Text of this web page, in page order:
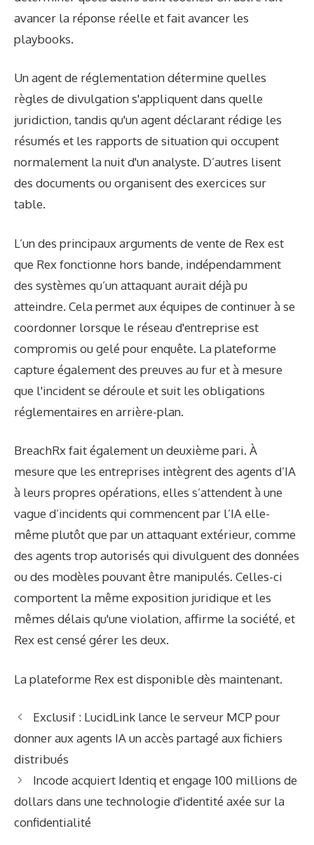
avancer la réponse réelle et fait avancer les
playbooks.
Un agent de réglementation détermine quelles
règles de divulgation s'appliquent dans quelle
juridiction, tandis qu'un agent déclarant rédige les
résumés et les rapports de situation qui occupent
normalement la nuit d'un analyste. D’autres lisent
des documents ou organisent des exercices sur
table.
L’un des principaux arguments de vente de Rex est
que Rex fonctionne hors bande, indépendamment
des systèmes qu’un attaquant aurait déjà pu
atteindre. Cela permet aux équipes de continuer à se
coordonner lorsque le réseau d'entreprise est
compromis ou gelé pour enquête. La plateforme
capture également des preuves au fur et à mesure
que l'incident se déroule et suit les obligations
réglementaires en arrière-plan.
BreachRx fait également un deuxième pari. À
mesure que les entreprises intègrent des agents d’IA
à leurs propres opérations, elles s’attendent à une
vague d’incidents qui commencent par l’IA elle-
même plutôt que par un attaquant extérieur, comme
des agents trop autorisés qui divulguent des données
ou des modèles pouvant être manipulés. Celles-ci
comportent la même exposition juridique et les
mêmes délais qu'une violation, affirme la société, et
Rex est censé gérer les deux.
La plateforme Rex est disponible dès maintenant.
Exclusif : LucidLink lance le serveur MCP pour
donner aux agents IA un accès partagé aux fichiers
distribués
Incode acquiert Identiq et engage 100 millions de
dollars dans une technologie d'identité axée sur la
confidentialité